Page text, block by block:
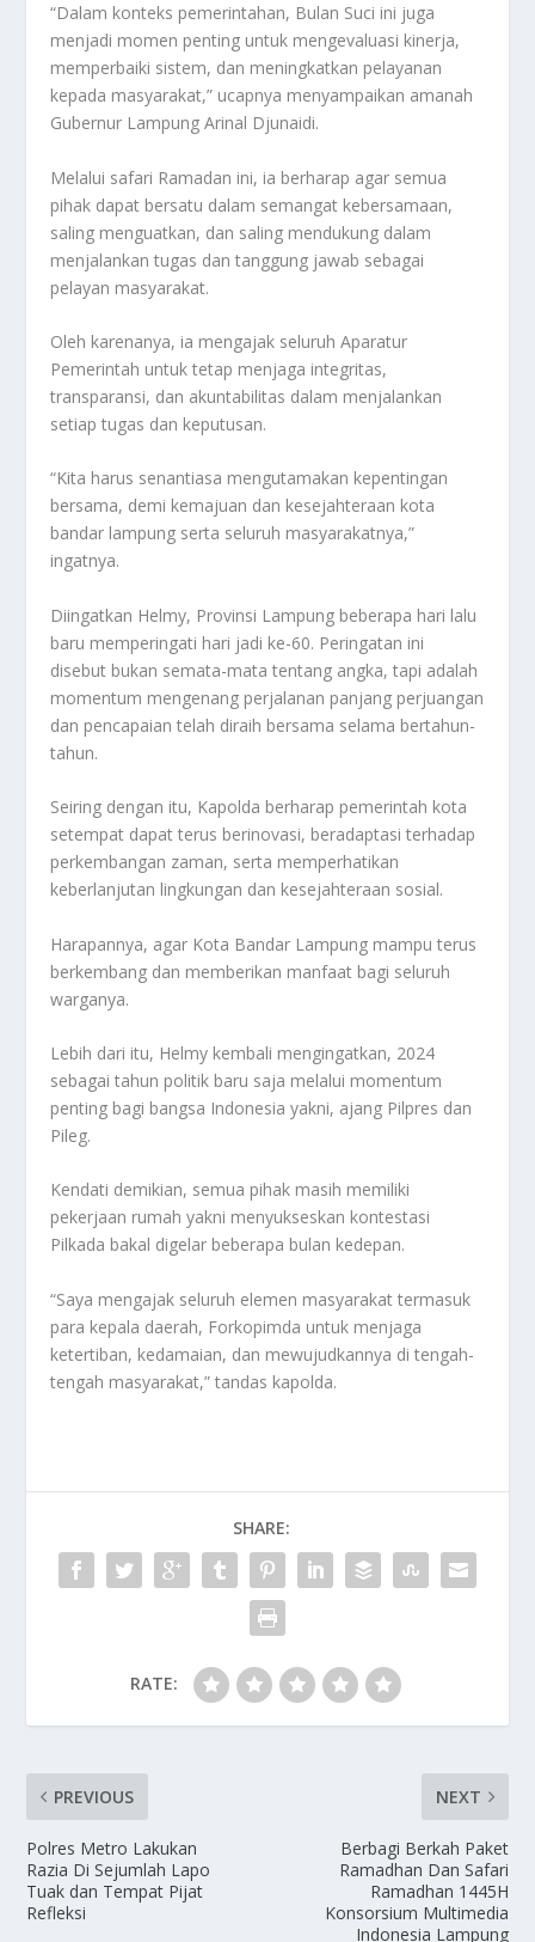
“Dalam konteks pemerintahan, Bulan Suci ini juga
menjadi momen penting untuk mengevaluasi kinerja,
memperbaiki sistem, dan meningkatkan pelayanan
kepada masyarakat,” ucapnya menyampaikan amanah
Gubernur Lampung Arinal Djunaidi.
Melalui safari Ramadan ini, ia berharap agar semua
pihak dapat bersatu dalam semangat kebersamaan,
saling menguatkan, dan saling mendukung dalam
menjalankan tugas dan tanggung jawab sebagai
pelayan masyarakat.
Oleh karenanya, ia mengajak seluruh Aparatur
Pemerintah untuk tetap menjaga integritas,
transparansi, dan akuntabilitas dalam menjalankan
setiap tugas dan keputusan.
“Kita harus senantiasa mengutamakan kepentingan
bersama, demi kemajuan dan kesejahteraan kota
bandar lampung serta seluruh masyarakatnya,”
ingatnya.
Diingatkan Helmy, Provinsi Lampung beberapa hari lalu
baru memperingati hari jadi ke-60. Peringatan ini
disebut bukan semata-mata tentang angka, tapi adalah
momentum mengenang perjalanan panjang perjuangan
dan pencapaian telah diraih bersama selama bertahun-
tahun.
Seiring dengan itu, Kapolda berharap pemerintah kota
setempat dapat terus berinovasi, beradaptasi terhadap
perkembangan zaman, serta memperhatikan
keberlanjutan lingkungan dan kesejahteraan sosial.
Harapannya, agar Kota Bandar Lampung mampu terus
berkembang dan memberikan manfaat bagi seluruh
warganya.
Lebih dari itu, Helmy kembali mengingatkan, 2024
sebagai tahun politik baru saja melalui momentum
penting bagi bangsa Indonesia yakni, ajang Pilpres dan
Pileg.
Kendati demikian, semua pihak masih memiliki
pekerjaan rumah yakni menyukseskan kontestasi
Pilkada bakal digelar beberapa bulan kedepan.
“Saya mengajak seluruh elemen masyarakat termasuk
para kepala daerah, Forkopimda untuk menjaga
ketertiban, kedamaian, dan mewujudkannya di tengah-
tengah masyarakat,” tandas kapolda.
SHARE:
RATE:
PREVIOUS
Polres Metro Lakukan
Razia Di Sejumlah Lapo
Tuak dan Tempat Pijat
Refleksi
NEXT
Berbagi Berkah Paket
Ramadhan Dan Safari
Ramadhan 1445H
Konsorsium Multimedia
Indonesia Lampung